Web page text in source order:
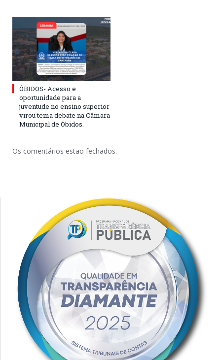
ÓBIDOS- Acesso e
oportunidade para a
juventude no ensino superior
virou tema debate na Câmara
Municipal de Óbidos.
Os comentários estão fechados.